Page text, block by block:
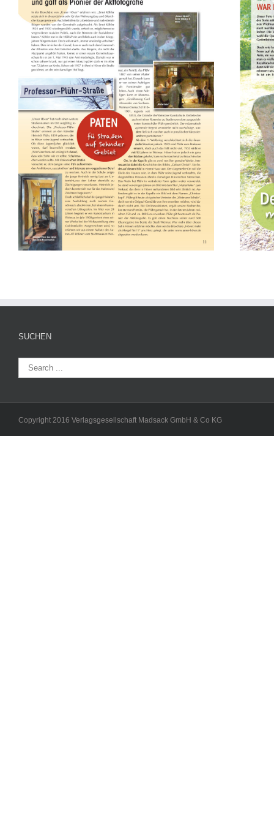
SUCHEN
Copyright 2016 Verlagsgesellschaft Madsack GmbH & Co KG